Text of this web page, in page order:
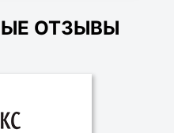
ОТЗЫВЫ